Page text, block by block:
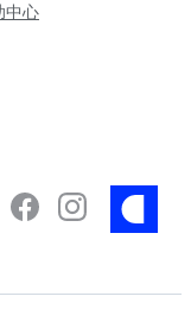
中心